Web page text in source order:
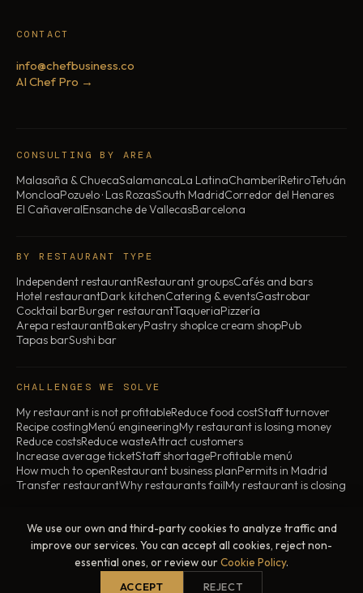
CONTACT
info@chefbusiness.co
AI Chef Pro →
CONSULTING BY AREA
Malasaña & ChuecaSalamancaLa LatinaChamberíRetiroTetuán
MoncloaPozuelo · Las RozasSouth MadridCorredor del Henares
El CañaveralEnsanche de VallecasBarcelona
BY RESTAURANT TYPE
Independent restaurantRestaurant groupsCafés and bars
Hotel restaurantDark kitchenCatering & eventsGastrobar
Cocktail barBurger restaurantTaqueriaPizzería
Arepa restaurantBakeryPastry shopIce cream shopPub
Tapas barSushi bar
CHALLENGES WE SOLVE
My restaurant is not profitableReduce food costStaff turnover
Recipe costingMenú engineeringMy restaurant is losing money
Reduce costsReduce wasteAttract customers
Increase average ticketStaff shortageProfitable menú
How much to openRestaurant business planPermits in Madrid
Transfer restaurantWhy restaurants failMy restaurant is closing
© 2026 ChefBusiness · All rights reserved
Legal noticePrivacy policyCookie policy
Madrid, Spain · In-person and online across Spain
Spain, VAT does not apply.
We use our own and third-party cookies to analyze traffic and
improve our services. You can accept all cookies, reject non-
essential ones, or review ourCookie Policy.
ACCEPT REJECT